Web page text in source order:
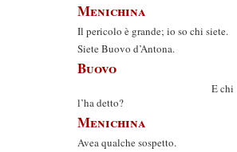
Menichina
Il pericolo è grande; io so chi siete.
Siete Buovo d’Antona.
Buovo
E chi
l’ha detto?
Menichina
Avea qualche sospetto.